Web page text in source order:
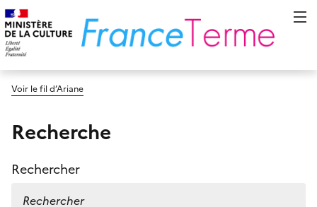
Voir le fil d’Ariane
Recherche
Rechercher